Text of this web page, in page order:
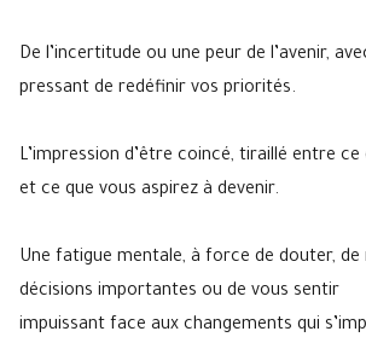
De l’incertitude ou une peur de l’avenir,
pressant de redéfinir vos priorités.
L’impression d’être coincé, tiraillé entre
et ce que vous aspirez à devenir.
Une fatigue mentale, à force de douter, de
décisions importantes ou de vous sentir
impuissant face aux changements qui